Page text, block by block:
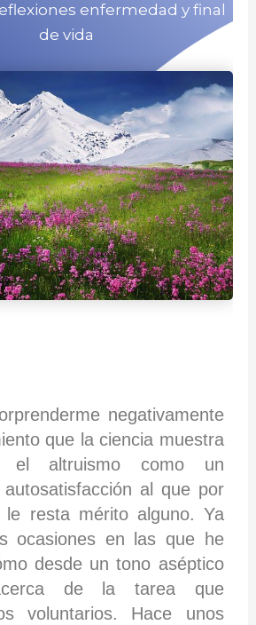
enfermedad y final
de vida
negativamente
que la ciencia muestra
el altruismo como un
al que por
resta mérito alguno. Ya
ocasiones en las que he
desde un tono aséptico
de la tarea que
voluntarios. Hace unos